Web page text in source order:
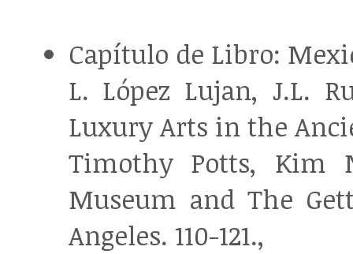
Capítulo de Libro:
L. López Lujan, J.L.
Luxury Arts in the
Timothy Potts, Kim
Museum and The
Angeles. 110-121.,